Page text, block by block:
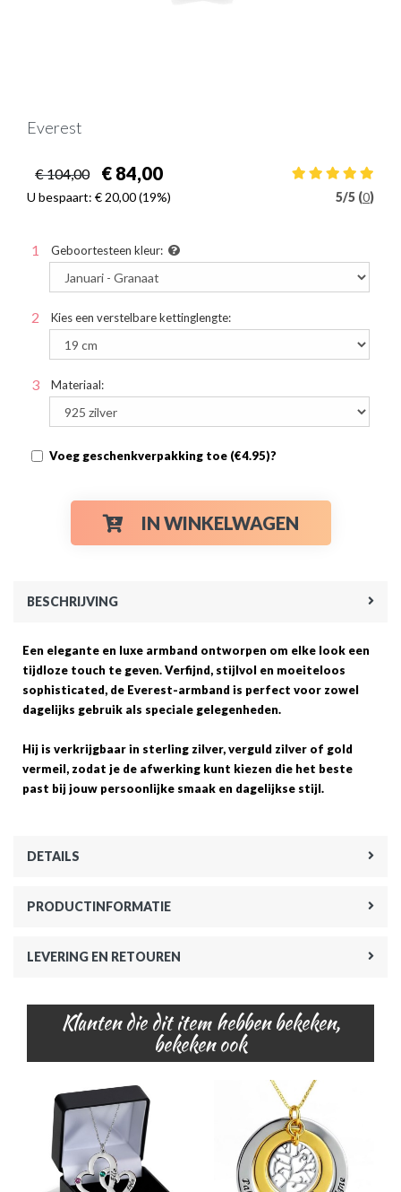
Everest
€ 104,00 € 84,00
U bespaart: € 20,00(19%) 5/5 (0)
Geboortesteen kleur:
Kies een verstelbare kettinglengte:
Materiaal:
Voeg geschenkverpakking toe (€4.95)?
IN WINKELWAGEN
BESCHRIJVING
Een elegante en luxe armband ontworpen om elke look een
tijdloze touch te geven. Verfijnd, stijlvol en moeiteloos
sophisticated, de Everest-armband is perfect voor zowel
dagelijks gebruik als speciale gelegenheden.
Hij is verkrijgbaar in sterling zilver, verguld zilver of gold
vermeil, zodat je de afwerking kunt kiezen die het beste
past bij jouw persoonlijke smaak en dagelijkse stijl.
DETAILS
PRODUCTINFORMATIE
LEVERING EN RETOUREN
Klanten die dit item hebben bekeken,
bekeken ook